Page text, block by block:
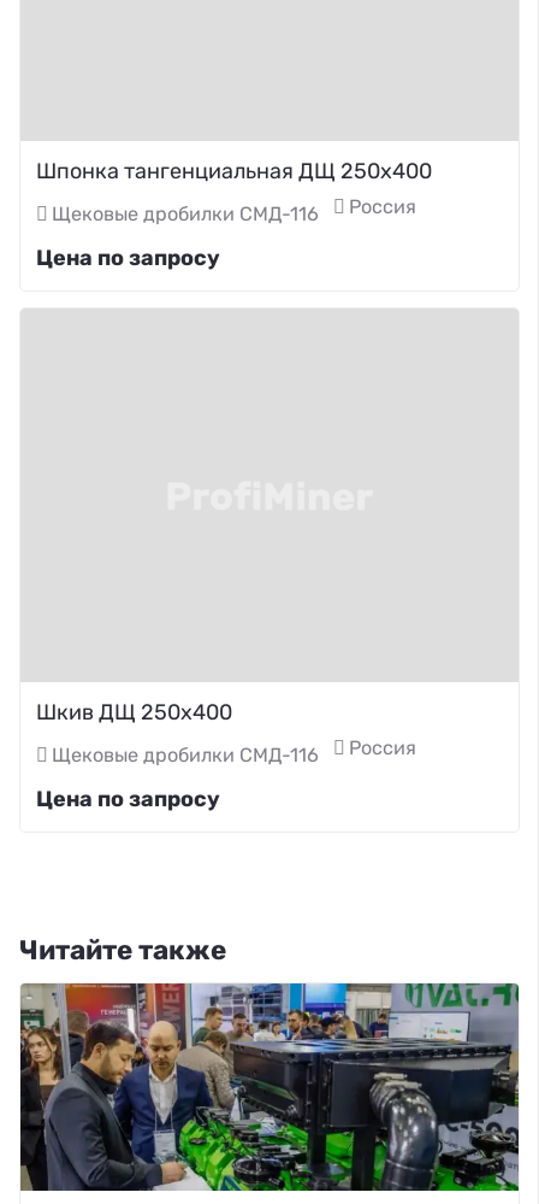
Шпонка тангенциальная ДЩ 250х400
Щековые дробилки СМД-116 Россия
Цена по запросу
Шкив ДЩ 250х400
Щековые дробилки СМД-116 Россия
Цена по запросу
Читайте также